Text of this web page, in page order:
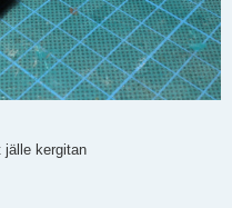
jälle kergitan